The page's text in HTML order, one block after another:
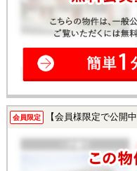
会員限定 【会員様限定で公開中